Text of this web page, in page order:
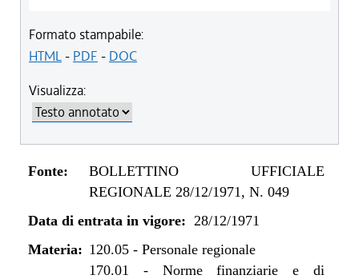
Formato stampabile:
HTML- PDF - DOC
Visualizza:
Fonte:
BOLLETTINO UFFICIALE
REGIONALE 28/12/1971, N. 049
Data di entrata in vigore: 28/12/1971
Materia: 120.05- Personale regionale
170.01 - Norme finanziarie e di